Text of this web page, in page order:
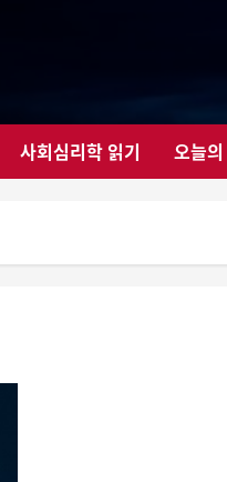
사회심리학 읽기 오늘